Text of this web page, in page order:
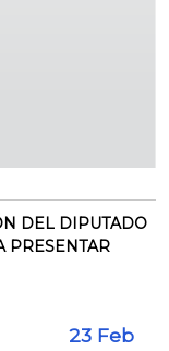
DEL DIPUTADO
PRESENTAR
23 Feb